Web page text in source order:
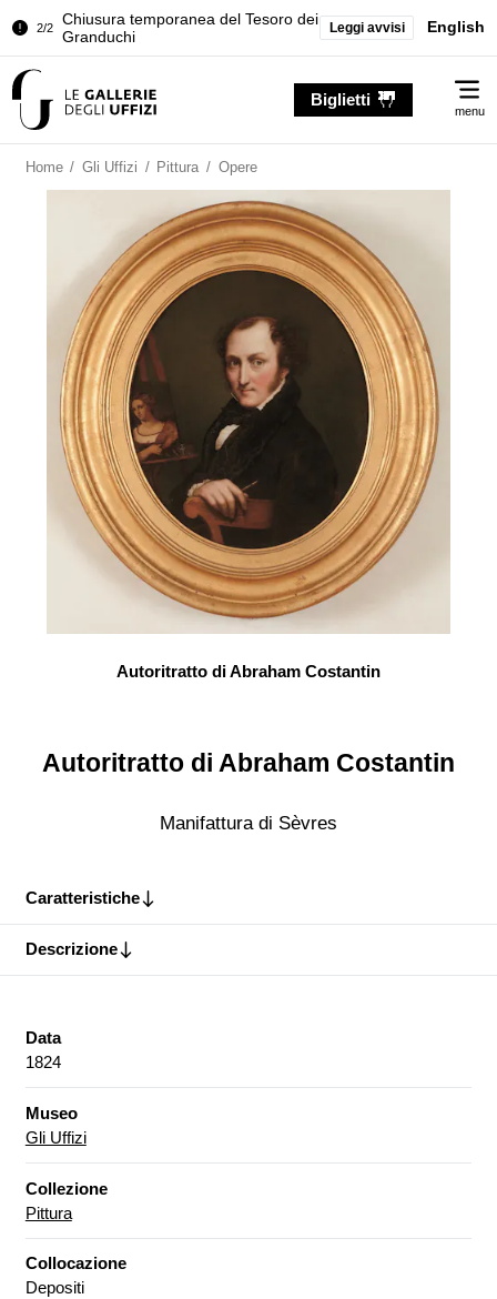
2/2
Chiusura temporanea del Tesoro dei
Granduchi
della Sala dell'Iliade
Granduchi
Leggi avvisi English
Biglietti
menu
Home / Gli Uffizi / Pittura / Opere
Autoritratto di Abraham Costantin
Autoritratto di Abraham Costantin
Manifattura di Sèvres
Caratteristiche
Descrizione
Data
1824
Museo
Gli Uffizi
Collezione
Pittura
Collocazione
Depositi